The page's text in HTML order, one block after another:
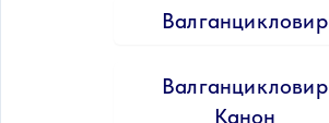
Валганцикловир
Валганцикловир
Канон